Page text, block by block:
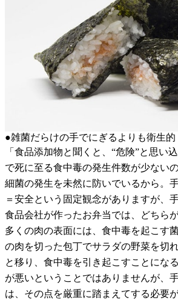
●雑菌だらけの手でにぎるよりも衛生的
「食品添加物と聞くと、“危険”と思い
で死に至る食中毒の発生件数が少ない
細菌の発生を未然に防いでいるから。
＝安全という固定観念がありますが、
食品会社が作ったお弁当では、どちら
多くの肉の表面には、食中毒を起こす
の肉を切った包丁でサラダの野菜を切
と移り、食中毒を引き起こすことにな
が悪いということではありませんが、
は、その点を厳重に踏まえてする必要